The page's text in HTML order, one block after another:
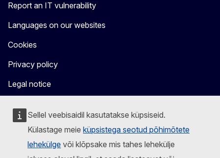
Sellel veebisaidil kasutatakse küpsiseid.
Külastage meie küpsistega seotud põhimõtete
lehekülge või klõpsake mis tahes lehekülje
Report an IT vulnerability
Languages on our websites
Cookies
Privacy policy
Legal notice